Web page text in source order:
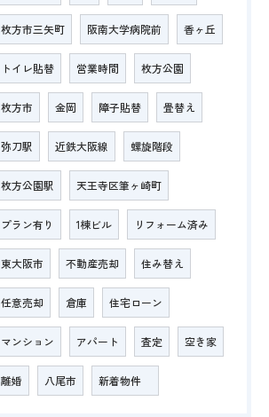
枚方市三矢町 阪南大学病院前 香ヶ丘
トイレ貼替 営業時間 枚方公園
枚方市 金岡 障子貼替 畳替え
弥刀駅 近鉄大阪線 螺旋階段
枚方公園駅 天王寺区筆ヶ崎町
プラン有り 1棟ビル リフォーム済み
東大阪市 不動産売却 住み替え
任意売却 倉庫 住宅ローン
マンション アパート 査定 空き家
離婚 八尾市 新着物件